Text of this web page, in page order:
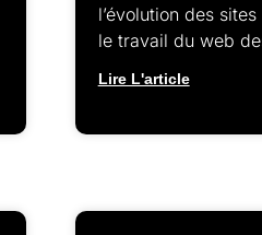
l’évolution des
le travail du web
Lire L'article